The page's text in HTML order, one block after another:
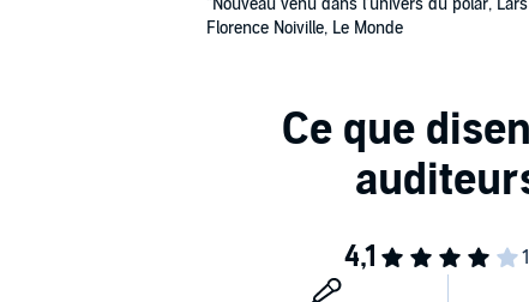
Florence Noiville, Le Monde